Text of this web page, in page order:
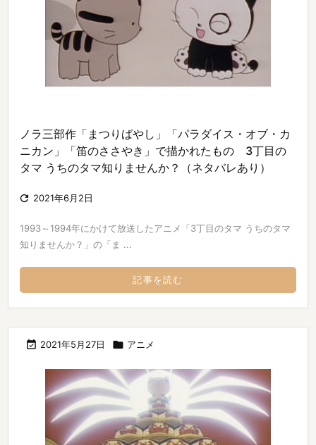
ノラ三部作「まつりばやし」「パラダイス・オブ・カ
ニカン」「笛のささやき」で描かれたもの 3丁目の
タマ うちのタマ知りませんか？（ネタバレあり）
 2021年6月2日
1993～1994年にかけて放送したアニメ「3丁目のタマ うちのタマ
知りませんか？」の「ま ...
記事を読む
 2021年5月27日  アニメ